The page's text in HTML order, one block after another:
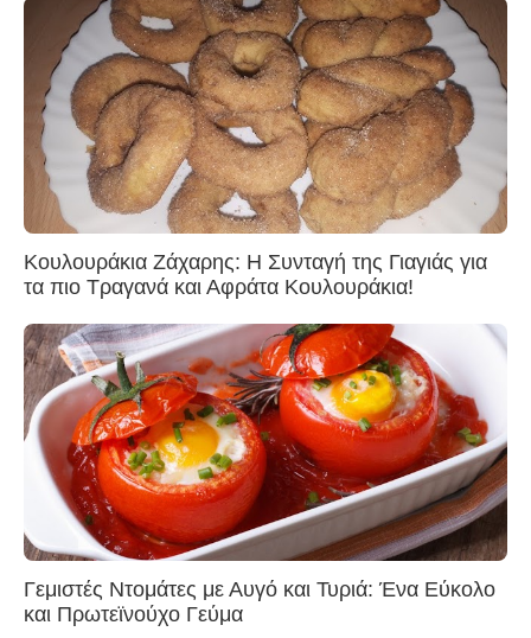
Κουλουράκια Ζάχαρης: Η Συνταγή της Γιαγιάς για
τα πιο Τραγανά και Αφράτα Κουλουράκια!
Γεμιστές Ντομάτες με Αυγό και Τυριά: Ένα Εύκολο
και Πρωτεϊνούχο Γεύμα